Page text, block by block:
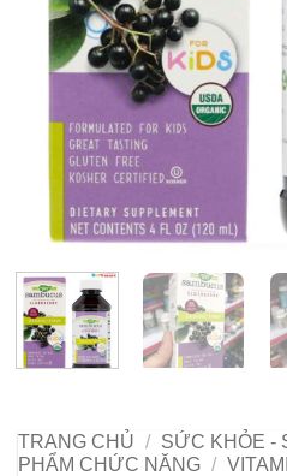
TRANG CHỦ / SỨC KHỎE -
PHẨM CHỨC NĂNG /